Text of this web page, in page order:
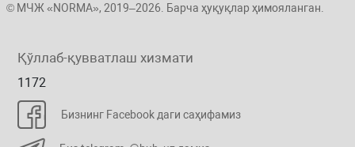
© МЧЖ «NORMA», 2019–2026. Барча ҳуқуқлар ҳимояланган.
Қўллаб-қувватлаш хизмати
1172
Бизнинг Facebook даги саҳифамиз